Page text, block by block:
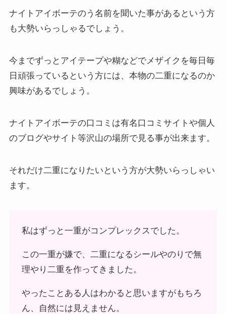
ナイトアイボーテのう名前を聞いた事があるという方
も大勢いらっしゃるでしょう。
今までずっとアイテープや糊などでメザイクを毎日毎
日頑張っているという方には、本物の二重になるのか
興味があるでしょう。
ナイトアイボーテの口コミは有名口コミサイトや個人
のブログやサイト等沢山の場所で見る事が出来ます。
それだけ二重になりたいという方が大勢いらっしゃい
ます。
私はずっと一重がコンプレックスでした。
この一重が嫌で、二重になるシールやのりで無
理やり二重を作ってきました。
やったことある人はわかると思いますがもちろ
ん、自然には見えません。